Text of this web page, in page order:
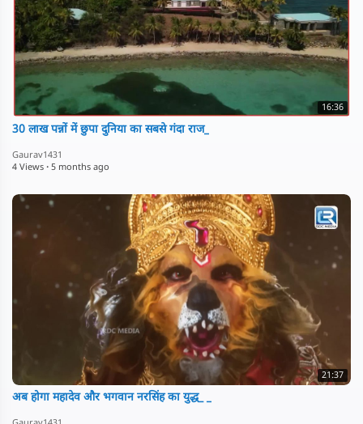
16:36
30 लाख पन्नों में छुपा दुनिया का सबसे गंदा राज_
Gaurav1431
4 Views · 5 months ago
21:37
अब होगा महादेव और भगवान नरसिंह का युद्ध_ _